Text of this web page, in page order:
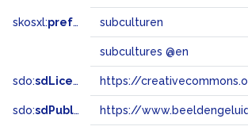
skosxl:prefLabel subculturen
subcultures @en
sdo:sdLicense
sdo:sdPublisher https://